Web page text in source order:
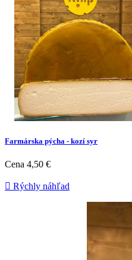
Farmárska pýcha - kozí syr
Cena 4,50 €
 Rýchly náhľad